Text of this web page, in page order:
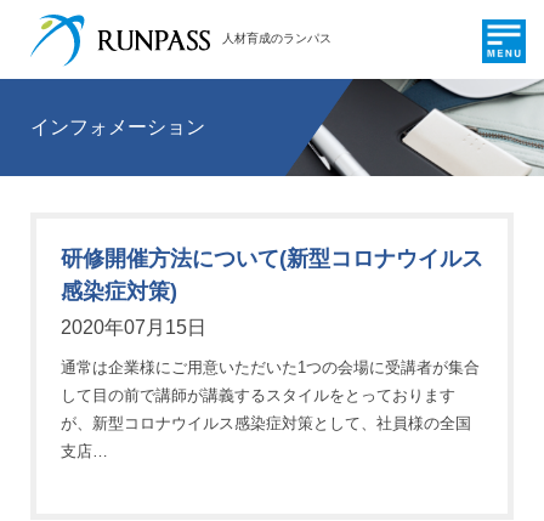
人材育成のランパス
インフォメーション
研修開催方法について(新型コロナウイルス
感染症対策)
2020年07月15日
通常は企業様にご用意いただいた1つの会場に受講者が集合
して目の前で講師が講義するスタイルをとっております
が、新型コロナウイルス感染症対策として、社員様の全国
支店…